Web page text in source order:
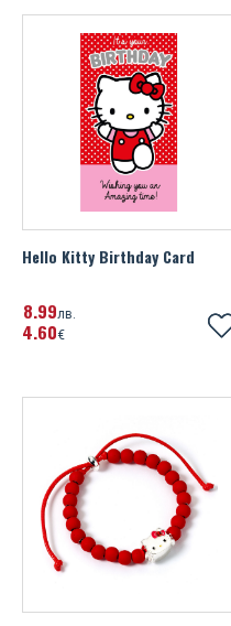
Hello Kitty Birthday Card
8 99лв.
4 60€